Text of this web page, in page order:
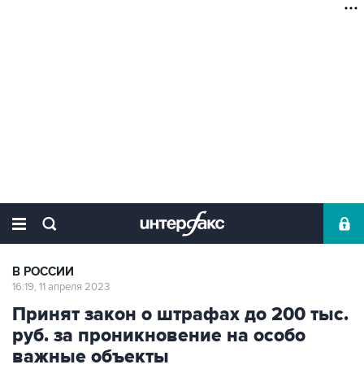
В РОССИИ
16:19, 11 апреля 2023
Принят закон о штрафах до 200 тыс.
руб. за проникновение на особо
важные объекты